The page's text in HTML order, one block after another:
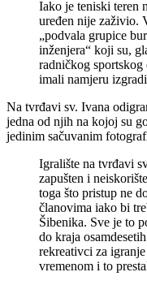
Iako je teniski teren
uređen nije zaživio.
„podvala grupice
inženjera“ koji su,
radničkog sportskog
imali namjeru
Na tvrđavi sv. Ivana
jedna od njih na kojoj su
jedinim sačuvanim
Igralište na tvrđavi
zapušten i
toga što pristup ne
članovima iako bi
Šibenika. Sve je to
do kraja
rekreativci za
vremenom i to